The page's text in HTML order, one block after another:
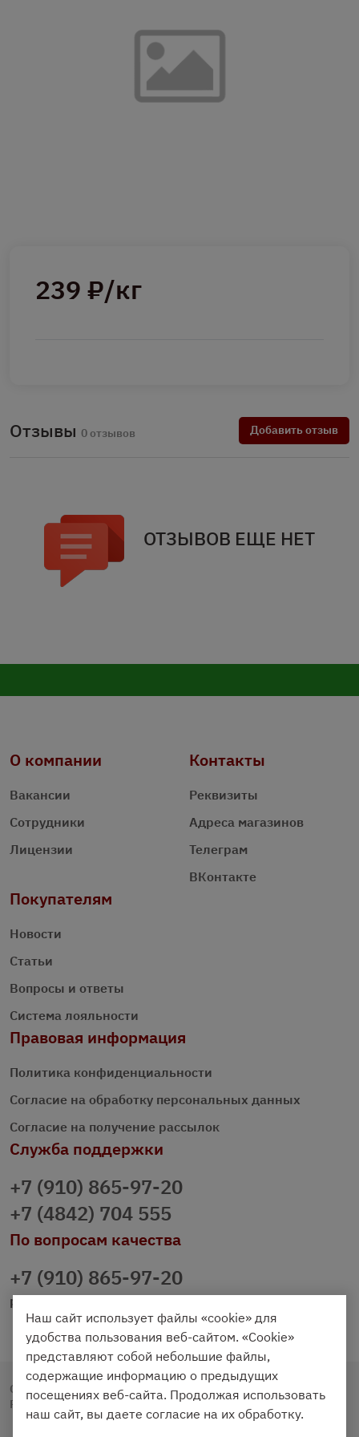
239 ₽/кг
Отзывы 0 отзывов Добавить отзыв
ОТЗЫВОВ ЕЩЕ НЕТ
О компании
Вакансии
Сотрудники
Лицензии
Контакты
Реквизиты
Адреса магазинов
Телеграм
ВКонтакте
Покупателям
Новости
Статьи
Вопросы и ответы
Система лояльности
Правовая информация
Политика конфиденциальности
Согласие на обработку персональных данных
Согласие на получение рассылок
Служба поддержки
+7 (910) 865-97-20
+7 (4842) 704 555
По вопросам качества
+7 (910) 865-97-20
prazdnichniy40@palmi.ru
Copyright © 2020 - 2026. Праздничный Стол.
Разработка и продвижение - Vegas Studio
Наш сайт использует файлы «cookie» для
удобства пользования веб-сайтом. «Cookie»
представляют собой небольшие файлы,
содержащие информацию о предыдущих
посещениях веб-сайта. Продолжая использовать
наш сайт, вы даете согласие на их обработку.